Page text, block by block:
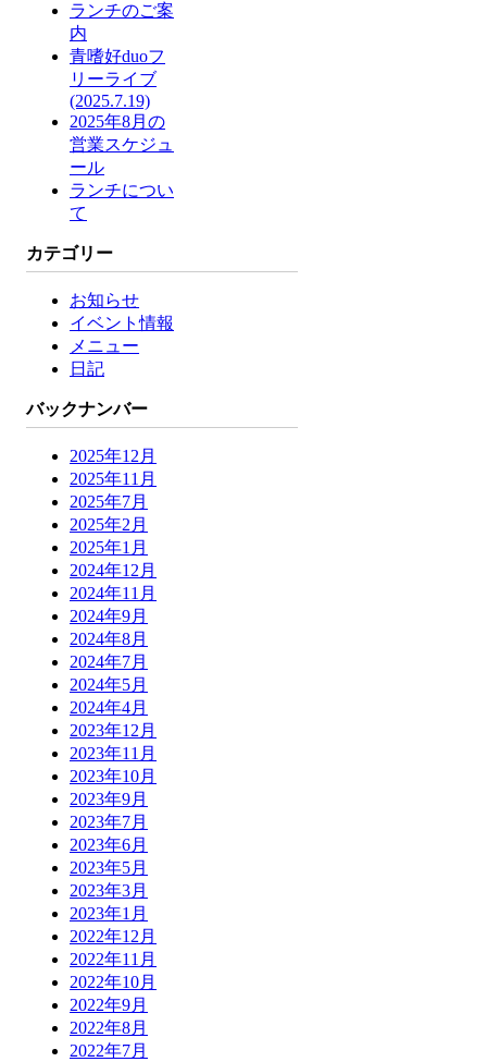
ランチのご案
内
青嗜好duoフ
リーライブ
(2025.7.19)
2025年8月の
営業スケジュ
ール
ランチについ
て
カテゴリー
お知らせ
イベント情報
メニュー
日記
バックナンバー
2025年12月
2025年11月
2025年7月
2025年2月
2025年1月
2024年12月
2024年11月
2024年9月
2024年8月
2024年7月
2024年5月
2024年4月
2023年12月
2023年11月
2023年10月
2023年9月
2023年7月
2023年6月
2023年5月
2023年3月
2023年1月
2022年12月
2022年11月
2022年10月
2022年9月
2022年8月
2022年7月